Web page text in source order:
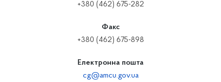
+380 (462) 675-282
Факс
+380 (462) 675-898
Електронна пошта
cg@amcu.gov.ua